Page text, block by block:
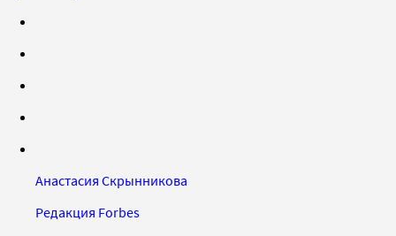
Анастасия Скрынникова
Редакция Forbes